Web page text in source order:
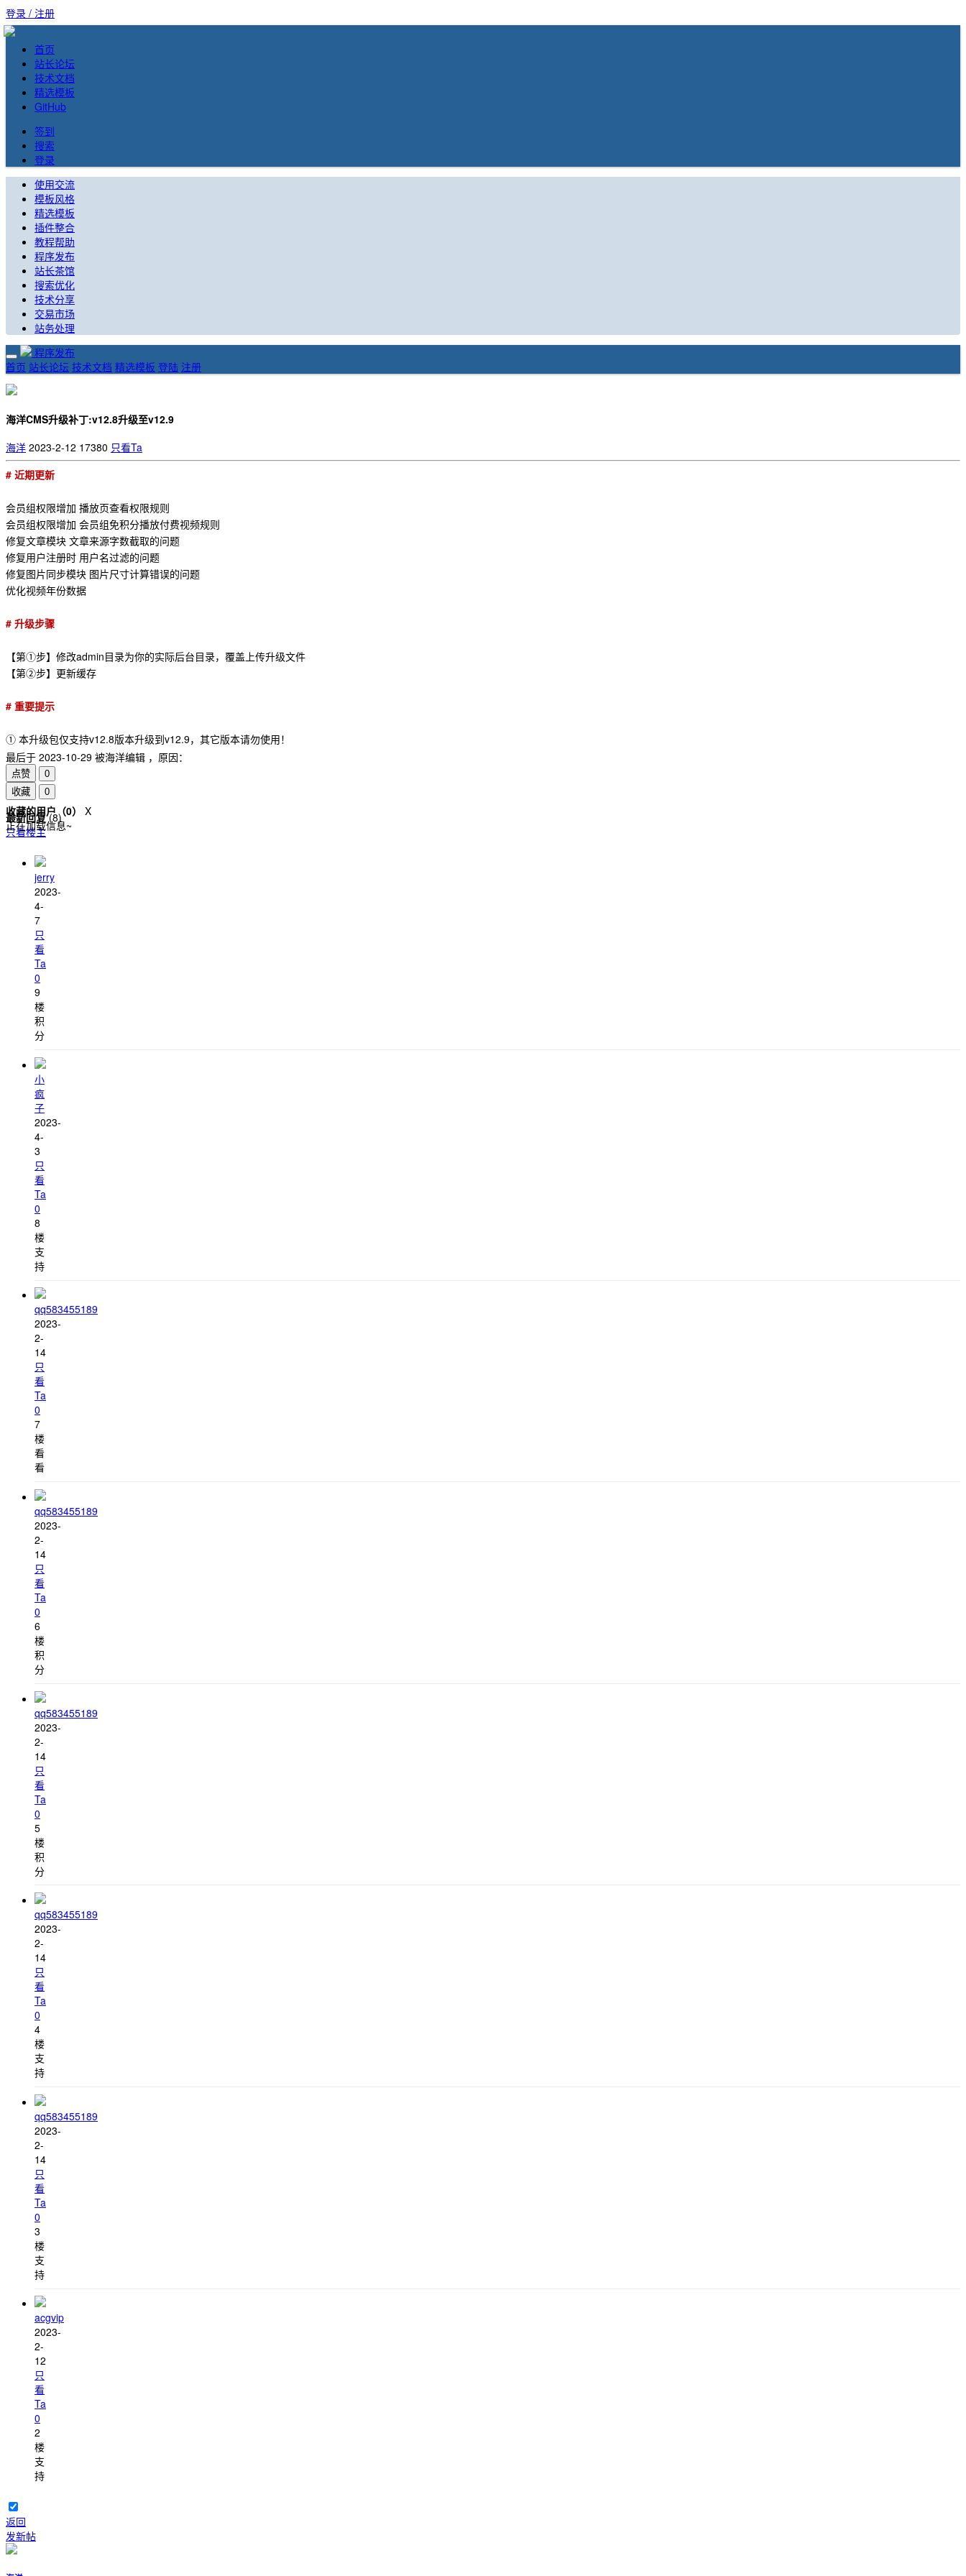
登录 / 注册
首页
站长论坛
技术文档
精选模板
GitHub
签到
搜索
登录
使用交流
模板风格
精选模板
插件整合
教程帮助
程序发布
站长茶馆
搜索优化
技术分享
交易市场
站务处理
程序发布
首页 站长论坛 技术文档 精选模板 登陆 注册
海洋CMS升级补丁:v12.8升级至v12.9
海洋 2023-2-12 17380 只看Ta
# 近期更新
会员组权限增加 播放页查看权限规则
会员组权限增加 会员组免积分播放付费视频规则
修复文章模块 文章来源字数截取的问题
修复用户注册时 用户名过滤的问题
修复图片同步模块 图片尺寸计算错误的问题
优化视频年份数据
# 升级步骤
【第①步】修改admin目录为你的实际后台目录，覆盖上传升级文件
【第②步】更新缓存
# 重要提示
① 本升级包仅支持v12.8版本升级到v12.9，其它版本请勿使用！
最后于 2023-10-29 被海洋编辑 ，原因：
点赞
0
收藏
0
收藏的用户（0）
X
正在加载信息~
最新回复(8)
只看楼主
jerry
2023-
4-
7
只
看
Ta
0
9
楼
积
分
小
疯
子
2023-
4-
3
只
看
Ta
0
8
楼
支
持
qq583455189
2023-
2-
14
只
看
Ta
0
7
楼
看
看
qq583455189
2023-
2-
14
只
看
Ta
0
6
楼
积
分
qq583455189
2023-
2-
14
只
看
Ta
0
5
楼
积
分
qq583455189
2023-
2-
14
只
看
Ta
0
4
楼
支
持
qq583455189
2023-
2-
14
只
看
Ta
0
3
楼
支
持
acgvip
2023-
2-
12
只
看
Ta
0
2
楼
支
持
返回
发新帖